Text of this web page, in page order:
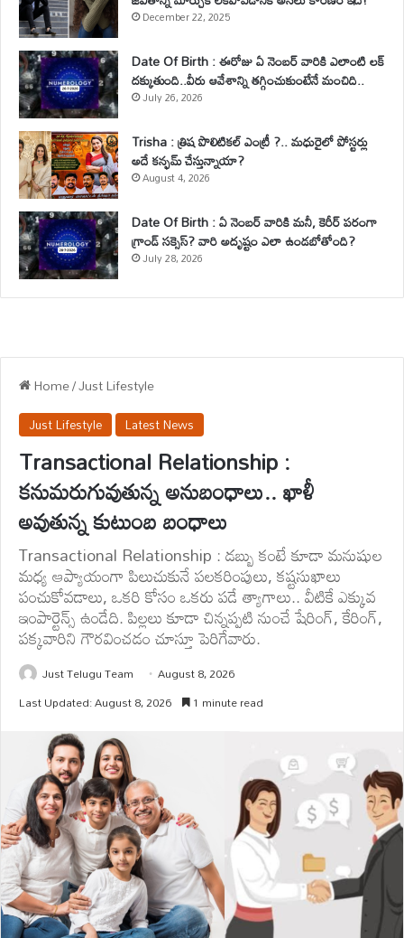
December 22, 2025
Date Of Birth : ఈరోజు ఏ నెంబర్ వారికి ఎలాంటి లక్
దక్కుతుంది..వీరు ఆవేశాన్ని తగ్గించుకుంటేనే మంచిది..
July 26, 2026
Trisha : త్రిష పొలిటికల్ ఎంట్రీ ?.. మధురైలో పోస్టర్లు
అదే కన్ఫమ్ చేస్తున్నాయా?
August 4, 2026
Date Of Birth : ఏ నెంబర్ వారికి మనీ, కెరీర్ పరంగా
గ్రాండ్ సక్సెస్? వారి అదృష్టం ఎలా ఉండబోతోంది?
July 28, 2026